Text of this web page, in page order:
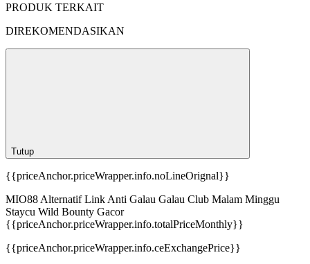
PRODUK TERKAIT
DIREKOMENDASIKAN
Tutup
{{priceAnchor.priceWrapper.info.noLineOrignal}}
MIO88 Alternatif Link Anti Galau Galau Club Malam Minggu
Staycu Wild Bounty Gacor
{{priceAnchor.priceWrapper.info.totalPriceMonthly}}
{{priceAnchor.priceWrapper.info.ceExchangePrice}}